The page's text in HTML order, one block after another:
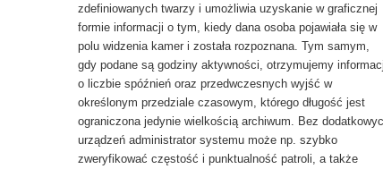
zdefiniowanych twarzy i umożliwia uzyskanie w graficznej
formie informacji o tym, kiedy dana osoba pojawiała się w
polu widzenia kamer i została rozpoznana. Tym samym,
gdy podane są godziny aktywności, otrzymujemy
o liczbie spóźnień oraz przedwczesnych wyjść w
określonym przedziale czasowym, którego długość jest
ograniczona jedynie wielkością archiwum. Bez
urządzeń administrator systemu może np. szybko
zweryfikować częstość i punktualność patroli, a także